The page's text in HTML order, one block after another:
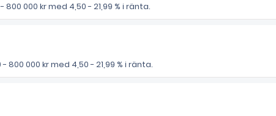
000 kr med 4,50 - 21,99 % i ränta.
000 kr med 4,50 - 21,99 % i ränta.